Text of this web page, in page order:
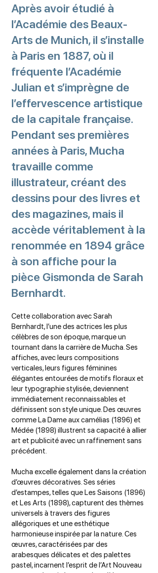
Après avoir étudié à
l’Académie des Beaux-
Arts de Munich, il s’installe
à Paris en 1887, où il
fréquente l’Académie
Julian et s’imprègne de
l’effervescence artistique
de la capitale française.
Pendant ses premières
années à Paris, Mucha
travaille comme
illustrateur, créant des
dessins pour des livres et
des magazines, mais il
accède véritablement à la
renommée en 1894 grâce
à son affiche pour la
pièce Gismonda de Sarah
Bernhardt.
Cette collaboration avec Sarah
Bernhardt, l’une des actrices les plus
célèbres de son époque, marque un
tournant dans la carrière de Mucha. Ses
affiches, avec leurs compositions
verticales, leurs figures féminines
élégantes entourées de motifs floraux et
leur typographie stylisée, deviennent
immédiatement reconnaissables et
définissent son style unique. Des œuvres
comme La Dame aux camélias (1896) et
Médée (1898) illustrent sa capacité à allier
art et publicité avec un raffinement sans
précédent.
Mucha excelle également dans la création
d’œuvres décoratives. Ses séries
d’estampes, telles que Les Saisons (1896)
et Les Arts (1898), capturent des thèmes
universels à travers des figures
allégoriques et une esthétique
harmonieuse inspirée par la nature. Ces
œuvres, caractérisées par des
arabesques délicates et des palettes
pastel, incarnent l’esprit de l’Art Nouveau